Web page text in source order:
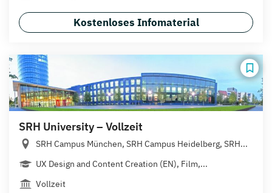
Kostenloses Infomaterial
SRH University – Vollzeit
SRH Campus München, SRH Campus Heidelberg, SRH...
UX Design and Content Creation (EN), Film,...
Vollzeit